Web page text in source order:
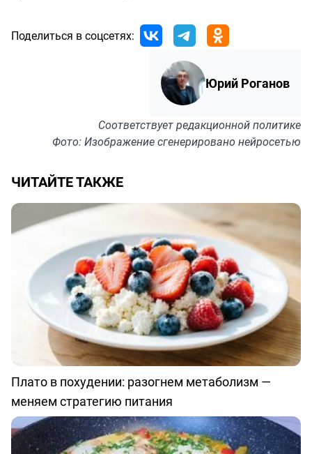
Поделиться в соцсетях:
Юрий Роганов
Соответствуетредакционной политике
Фото: Изображение сгенерировано нейросетью
ЧИТАЙТЕ ТАКЖЕ
Плато в похудении: разогнем метаболизм —
меняем стратегию питания